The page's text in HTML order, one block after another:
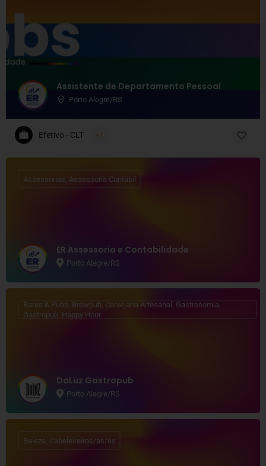
Assistente de Departamento Pessoal
Porto Alegre/RS
Efetivo - CLT +1
ER Assessoria e Contabilidade
Porto Alegre/RS
Assessorias, Assessoria Contábil
DaLuz Gastropub
Porto Alegre/RS
Bares & Pubs, Brewpub, Cervejaria Artesanal, Gastronomia,
Gastropub, Happy Hour
Beleza, Cabeleireiros/as/es